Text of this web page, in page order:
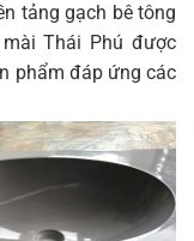
tảng gạch bê tông
Thái Phú được
phẩm đáp ứng các